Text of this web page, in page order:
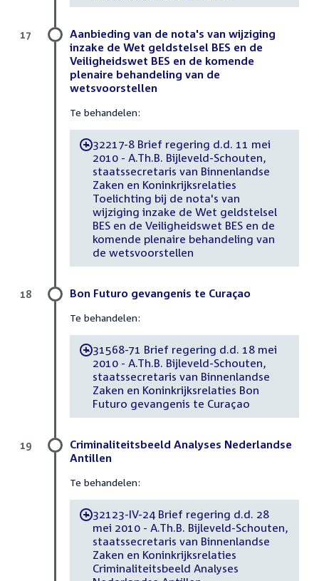
Aanbieding van de nota's van wijziging
inzake de Wet geldstelsel BES en de
Veiligheidswet BES en de komende
plenaire behandeling van de
wetsvoorstellen
Te behandelen:
-32217-8 Brief regering d.d. 11 mei
2010 - A.Th.B. Bijleveld-Schouten,
staatssecretaris van Binnenlandse
Zaken en Koninkrijksrelaties
Toelichting bij de nota's van
wijziging inzake de Wet geldstelsel
BES en de Veiligheidswet BES en de
komende plenaire behandeling van
de wetsvoorstellen
17
Bon Futuro gevangenis te Curaçao
Te behandelen:
-31568-71 Brief regering d.d. 18 mei
2010 - A.Th.B. Bijleveld-Schouten,
staatssecretaris van Binnenlandse
Zaken en Koninkrijksrelaties Bon
Futuro gevangenis te Curaçao
18
Criminaliteitsbeeld Analyses Nederlandse
Antillen
Te behandelen:
-32123-IV-24 Brief regering d.d. 28
mei 2010 - A.Th.B. Bijleveld-Schouten,
staatssecretaris van Binnenlandse
Zaken en Koninkrijksrelaties
Criminaliteitsbeeld Analyses
19